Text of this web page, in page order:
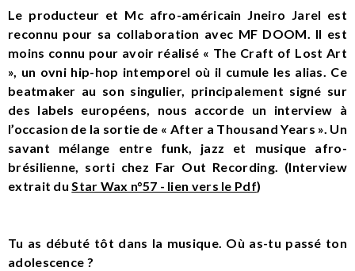
Le producteur et Mc afro-américain Jneiro Jarel est
reconnu pour sa collaboration avec MF DOOM. Il est
moins connu pour avoir réalisé « The Craft of Lost Art
», un ovni hip-hop intemporel où il cumule les alias. Ce
beatmaker au son singulier, principalement signé sur
des labels européens, nous accorde un interview à
l’occasion de la sortie de « After a Thousand Years ». Un
savant mélange entre funk, jazz et musique afro-
brésilienne, sorti chez Far Out Recording. (Interview
extrait duStar Wax n°57 - lien vers le Pdf)
Tu as débuté tôt dans la musique. Où as-tu passé ton
adolescence ?